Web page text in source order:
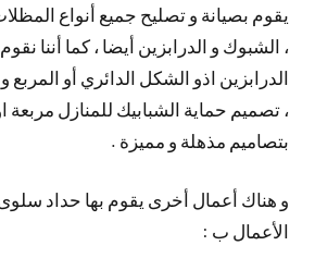
يقوم بصيانة و تصليح جميع أنواع
، الشبوك و الدرابزين أيضا ، كما أننا
الدرابزين اذو الشكل الدائري أو
، تصميم حماية الشبابيك للمنازل
بتصاميم مذهلة و مميزة .
و هناك أعمال أخرى يقوم بها حداد
الأعمال ب :